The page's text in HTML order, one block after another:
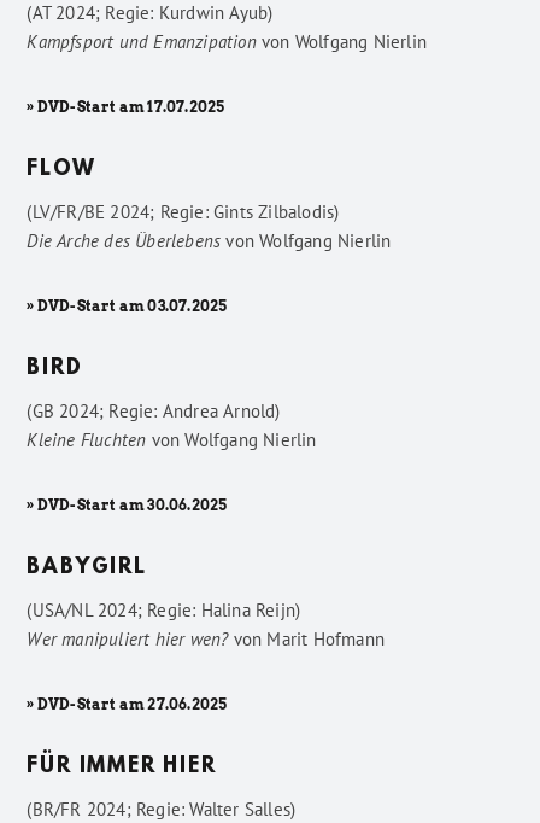
(AT 2024; Regie: Kurdwin Ayub)
Kampfsport und Emanzipationvon Wolfgang Nierlin
» DVD-Start am 17.07.2025
FLOW
(LV/FR/BE 2024; Regie: Gints Zilbalodis)
Die Arche des Überlebens vonWolfgang Nierlin
» DVD-Start am 03.07.2025
BIRD
(GB 2024; Regie: Andrea Arnold)
Kleine Fluchten vonWolfgang Nierlin
» DVD-Start am 30.06.2025
BABYGIRL
(USA/NL 2024; Regie: Halina Reijn)
Wer manipuliert hier wen?von Marit Hofmann
» DVD-Start am 27.06.2025
FÜR IMMER HIER
(BR/FR 2024; Regie: Walter Salles)